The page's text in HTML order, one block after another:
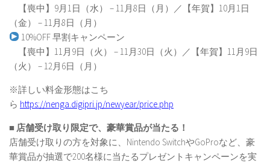
【喪中】9月1日（水） – 11月8日（月）／【年賀】10月1日
（金） – 11月8日（月）
10%OFF 早割キャンペーン
【喪中】11月9日（火） – 11月30日（火）／【年賀】11月9日
（火） – 12月6日（月）
※詳しい料金形態はこち
ら https://nenga.digipri.jp/newyear/price.php
■ 店舗受け取り限定で、豪華賞品が当たる！
店舗受け取りの方を対象に、Nintendo SwitchやGoProなど、豪
華賞品が抽選で200名様に当たるプレゼントキャンペーンを実